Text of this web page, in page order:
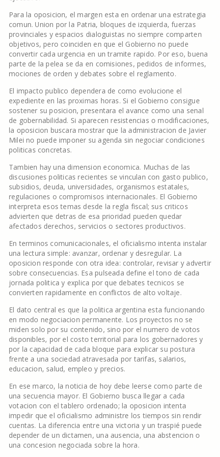
Para la oposicion, el margen esta en ordenar una estrategia
comun. Union por la Patria, bloques de izquierda, fuerzas
provinciales y espacios dialoguistas no siempre comparten
objetivos, pero coinciden en que el Gobierno no puede
convertir cada urgencia en un tramite rapido. Por eso, buena
parte de la pelea se da en comisiones, pedidos de informes,
mociones de orden y debates sobre el reglamento.
El impacto publico dependera de como evolucione el
expediente en las proximas horas. Si el Gobierno consigue
sostener su posicion, presentara el avance como una senal
de gobernabilidad. Si aparecen resistencias o modificaciones,
la oposicion buscara mostrar que la administracion de Javier
Milei no puede imponer su agenda sin negociar condiciones
politicas concretas.
Tambien hay una dimension economica. Muchas de las
discusiones politicas recientes se vinculan con gasto publico,
subsidios, deuda, universidades, organismos estatales,
regulaciones o compromisos internacionales. El Gobierno
interpreta esos temas desde la regla fiscal; sus criticos
advierten que detras de esa prioridad pueden quedar
afectados derechos, servicios o sectores productivos.
En terminos comunicacionales, el oficialismo intenta instalar
una lectura simple: avanzar, ordenar y desregular. La
oposicion responde con otra idea: controlar, revisar y advertir
sobre consecuencias. Esa pulseada define el tono de cada
jornada politica y explica por que debates tecnicos se
convierten rapidamente en conflictos de alto voltaje.
El dato central es que la politica argentina esta funcionando
en modo negociacion permanente. Los proyectos no se
miden solo por su contenido, sino por el numero de votos
disponibles, por el costo territorial para los gobernadores y
por la capacidad de cada bloque para explicar su postura
frente a una sociedad atravesada por tarifas, salarios,
educacion, salud, empleo y precios.
En ese marco, la noticia de hoy debe leerse como parte de
una secuencia mayor. El Gobierno busca llegar a cada
votacion con el tablero ordenado; la oposicion intenta
impedir que el oficialismo administre los tiempos sin rendir
cuentas. La diferencia entre una victoria y un traspié puede
depender de un dictamen, una ausencia, una abstencion o
una concesion negociada sobre la hora.